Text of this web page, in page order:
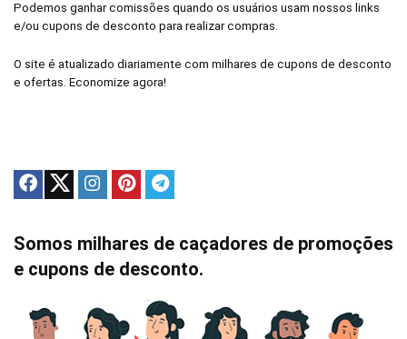
Podemos ganhar comissões quando os usuários usam nossos links
e/ou cupons de desconto para realizar compras.
O site é atualizado diariamente com milhares de cupons de desconto
e ofertas. Economize agora!
Somos milhares de caçadores de promoções
e cupons de desconto.